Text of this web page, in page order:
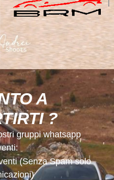
A
?
gruppi whatsapp
(Senza Spam solo